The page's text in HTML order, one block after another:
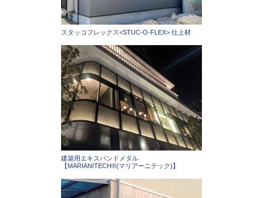
スタッコフレックス<STUC-O-FLEX> 仕上材
建築用エキスパンドメタル
【MARIANITECH®(マリアーニテック)】